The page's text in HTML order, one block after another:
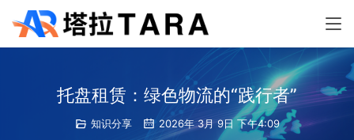
托盘租赁：绿色物流的“践行者”
知识分享 2026年 3月 9日 下午4:09